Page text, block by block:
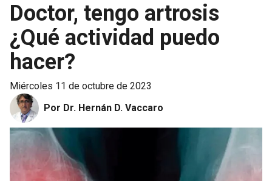
Doctor, tengo artrosis
¿Qué actividad puedo
hacer?
miércoles 11 de octubre de 2023
Por Dr. Hernán D. Vaccaro